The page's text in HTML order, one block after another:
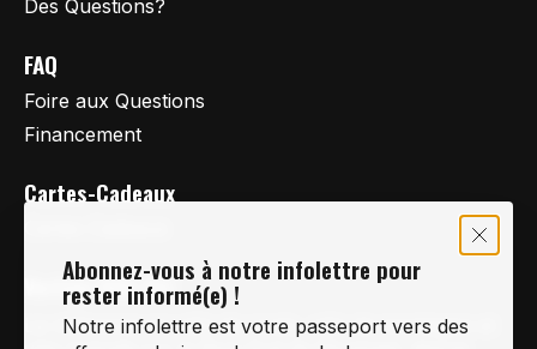
Des Questions?
FAQ
Foire aux Questions
Financement
Cartes-Cadeaux
Vertige Vélo Ski
La référence en vélo de route, vélo de montagne et
Abonnez-vous à notre infolettre pour
rester informé(e) !
Notre infolettre est votre passeport vers des